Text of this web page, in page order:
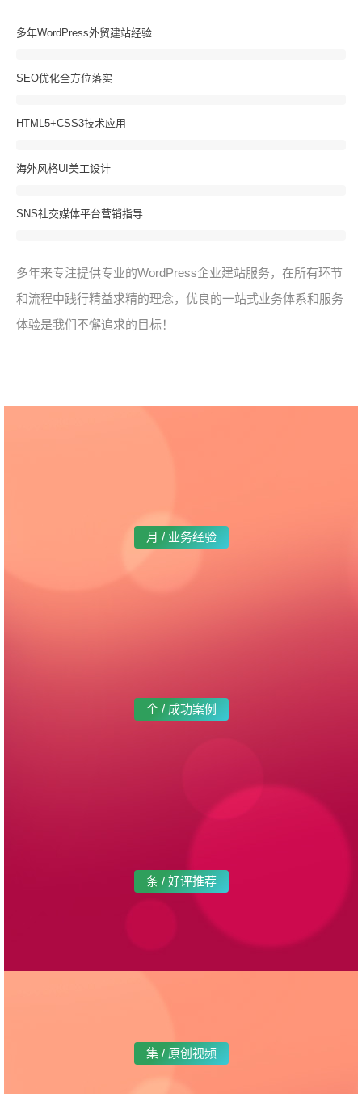
多年WordPress外贸建站经验
SEO优化全方位落实
HTML5+CSS3技术应用
海外风格UI美工设计
SNS社交媒体平台营销指导
多年来专注提供专业的WordPress企业建站服务，在所有环节
和流程中践行精益求精的理念，优良的一站式业务体系和服务
体验是我们不懈追求的目标！
月 / 业务经验
个 / 成功案例
条 / 好评推荐
集 / 原创视频